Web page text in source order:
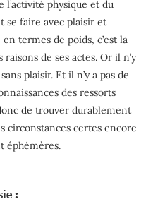
l’activité physique et du
se faire avec plaisir et
termes de poids, c’est la
de ses actes. Or il n’y
plaisir. Et il n’y a pas de
des ressorts
de trouver durablement
circonstances certes encore
éphémères.
: